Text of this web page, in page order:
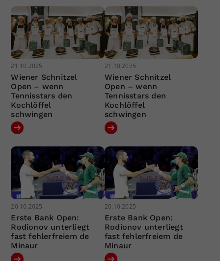
21.10.2025
Wiener Schnitzel
Open – wenn
Tennisstars den
Kochlöffel
schwingen
21.10.2025
Wiener Schnitzel
Open – wenn
Tennisstars den
Kochlöffel
schwingen
20.10.2025
Erste Bank Open:
Rodionov unterliegt
fast fehlerfreiem de
Minaur
20.10.2025
Erste Bank Open:
Rodionov unterliegt
fast fehlerfreiem de
Minaur